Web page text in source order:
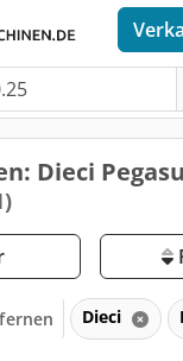
Dieci
Dieci